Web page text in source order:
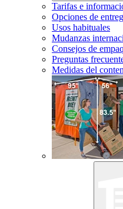
Tarifas e
Opciones de
Usos habituales
Mudanzas
Consejos de
Preguntas
Medidas del